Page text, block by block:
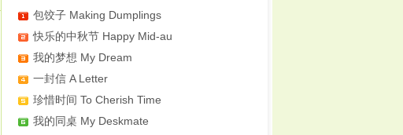
包饺子 Making Dumplings
快乐的中秋节 Happy Mid-au
我的梦想 My Dream
一封信 A Letter
珍惜时间 To Cherish Time
我的同桌 My Deskmate